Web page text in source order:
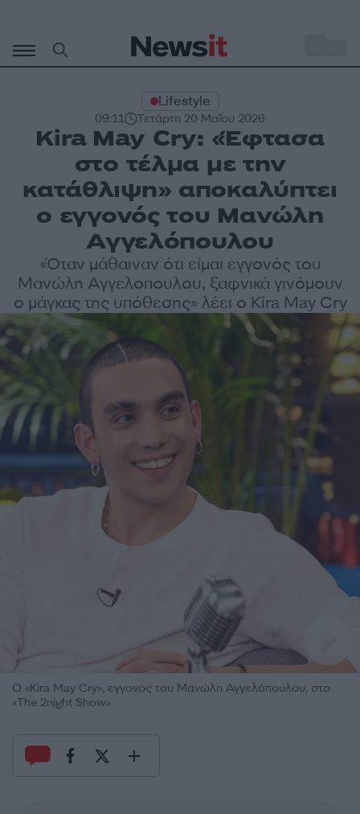
περιεχόμενο
Lifestyle
09:11 Τετάρτη 20 Μαΐου 2026
Kira May Cry: «Έφτασα
στο τέλμα με την
κατάθλιψη» αποκαλύπτει
ο εγγονός του Μανώλη
Αγγελόπουλου
«Όταν μάθαιναν ότι είμαι εγγονός του
Μανώλη Αγγελοπουλου, ξαφνικά γινόμουν
ο μάγκας της υπόθεσης» λέει ο Kira May Cry
O «Kira May Cry», εγγονός του Μανώλη Αγγελόπουλου, στο
«The 2night Show»